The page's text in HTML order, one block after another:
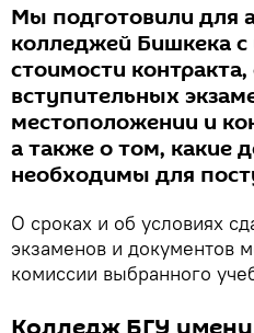
Мы подготовили для
колледжей Бишкека
стоимости
вступительных
местоположении и
а также о том, какие
необходимы для
О сроках и об условиях
экзаменов и документов
комиссии выбранного